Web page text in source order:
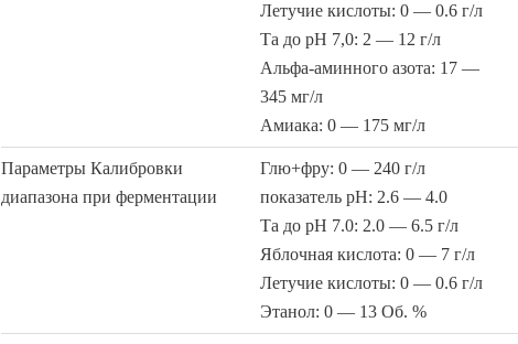
Летучие кислоты: 0 — 0.6 г/л
Та до рН 7,0: 2 — 12 г/л
Альфа-аминного азота: 17 —
345 мг/л
Амиака: 0 — 175 мг/л
Параметры Калибровки
диапазона при ферментации
Глю+фру: 0 — 240 г/л
показатель pH: 2.6 — 4.0
Та до рН 7.0: 2.0 — 6.5 г/л
Яблочная кислота: 0 — 7 г/л
Летучие кислоты: 0 — 0.6 г/л
Этанол: 0 — 13 Об. %